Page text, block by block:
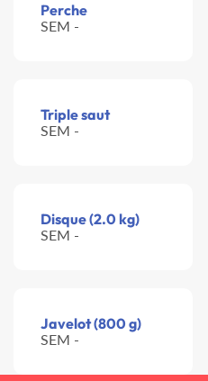
Perche
SEM -
Triple saut
SEM -
Disque (2.0 kg)
SEM -
Javelot (800 g)
SEM -